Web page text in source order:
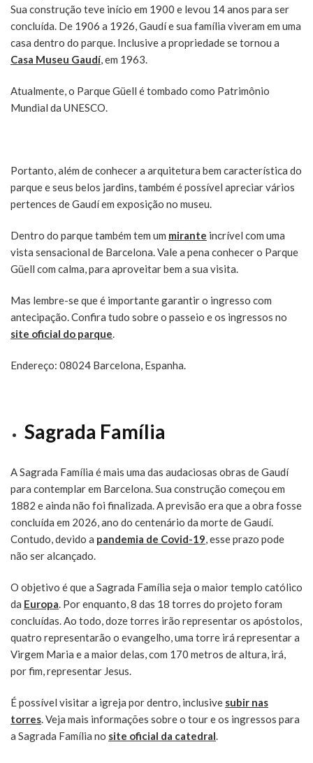
Sua construção teve início em 1900 e levou 14 anos para ser
concluída. De 1906 a 1926, Gaudí e sua família viveram em uma
casa dentro do parque. Inclusive a propriedade se tornou a
Casa Museu Gaudí, em 1963.
Atualmente, o Parque Güell é tombado como Patrimônio
Mundial da UNESCO.
Portanto, além de conhecer a arquitetura bem característica do
parque e seus belos jardins, também é possível apreciar vários
pertences de Gaudí em exposição no museu.
Dentro do parque também tem um mirante incrível com uma
vista sensacional de Barcelona. Vale a pena conhecer o Parque
Güell com calma, para aproveitar bem a sua visita.
Mas lembre-se que é importante garantir o ingresso com
antecipação. Confira tudo sobre o passeio e os ingressos no
site oficial do parque.
Endereço: 08024 Barcelona, Espanha.
Sagrada Família
A Sagrada Família é mais uma das audaciosas obras de Gaudí
para contemplar em Barcelona. Sua construção começou em
1882 e ainda não foi finalizada. A previsão era que a obra fosse
concluída em 2026, ano do centenário da morte de Gaudí.
Contudo, devido a pandemia de Covid-19, esse prazo pode
não ser alcançado.
O objetivo é que a Sagrada Família seja o maior templo católico
da Europa. Por enquanto, 8 das 18 torres do projeto foram
concluídas. Ao todo, doze torres irão representar os apóstolos,
quatro representarão o evangelho, uma torre irá representar a
Virgem Maria e a maior delas, com 170 metros de altura, irá,
por fim, representar Jesus.
É possível visitar a igreja por dentro, inclusive subir nas
torres. Veja mais informações sobre o tour e os ingressos para
a Sagrada Família no site oficial da catedral.